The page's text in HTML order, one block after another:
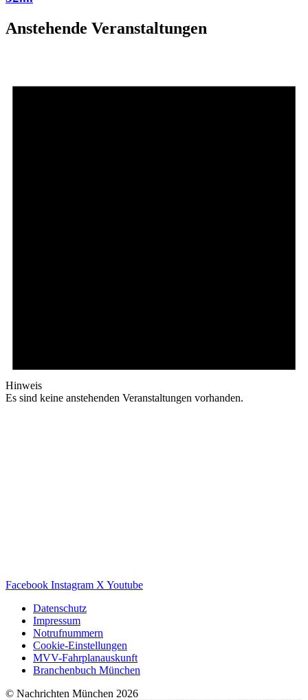
Anstehende Veranstaltungen
Hinweis
Es sind keine anstehenden Veranstaltungen vorhanden.
Facebook Instagram X Youtube
Datenschutz
Impressum
Notrufnummern
Cookie-Einstellungen
MVV-Fahrplanauskunft
Branchenbuch München
© Nachrichten München 2026